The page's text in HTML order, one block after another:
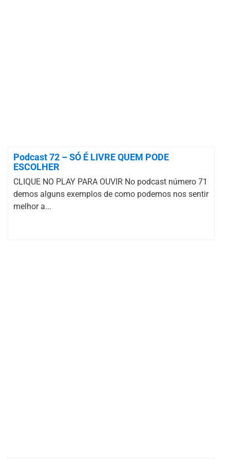
Podcast 72 – SÓ É LIVRE QUEM PODE
ESCOLHER
CLIQUE NO PLAY PARA OUVIR No podcast número 71
demos alguns exemplos de como podemos nos sentir
melhor a...